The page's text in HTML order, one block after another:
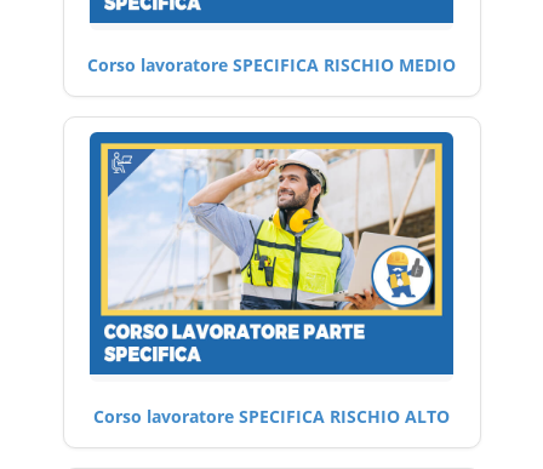
Corso lavoratore SPECIFICA RISCHIO MEDIO
Corso lavoratore SPECIFICA RISCHIO ALTO